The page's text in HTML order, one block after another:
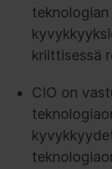
kriittisessä
CIO on